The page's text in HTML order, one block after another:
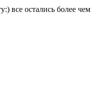
все остались более чем